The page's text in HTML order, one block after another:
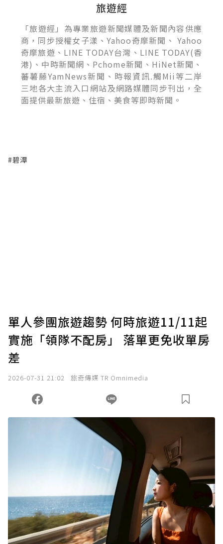
旅遊經
「旅遊經」為專業旅遊新聞媒體及新聞內容供應
商，同步授權女子漾、Yahoo奇摩新聞、 Yahoo
奇摩旅遊、LINE TODAY台灣、LINE TODAY(香
港)、中時新聞網、Pchome新聞、HiNet新聞、
蕃薯藤YamNews新聞、時報資訊.觸Mii等二岸
三地各大主流入口網站及網路媒體同步刊出，全
面提供最新旅遊、住宿、美食等即時新聞。
#碧潭
單人參團旅遊趨勢 何時旅遊11/11起
實施「領隊不配房」 落單更免收單房
差
2026-07-31 21:02 旅奇傳媒 TR Omnimedia